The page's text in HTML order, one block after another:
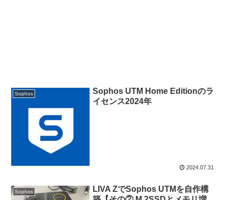
Sophos
Sophos UTM Home Editionのラ
イセンス2024年
2024.07.31
Sophos
LIVA ZでSophos UTMを自作構